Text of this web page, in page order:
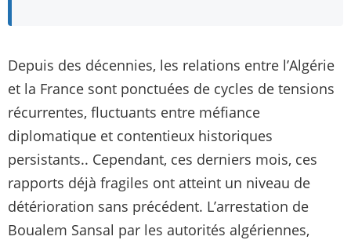
Depuis des décennies, les relations entre l’Algérie
et la France sont ponctuées de cycles de tensions
récurrentes, fluctuants entre méfiance
diplomatique et contentieux historiques
persistants.. Cependant, ces derniers mois, ces
rapports déjà fragiles ont atteint un niveau de
détérioration sans précédent. L’arrestation de
Boualem Sansal par les autorités algériennes,